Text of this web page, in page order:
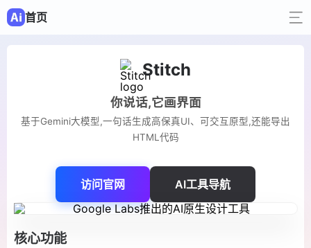
首页
Stitch
你说话,它画界面
基于Gemini大模型,一句话生成高保真UI、可交互原型,还能导出
HTML代码
访问官网 AI工具导航
核心功能